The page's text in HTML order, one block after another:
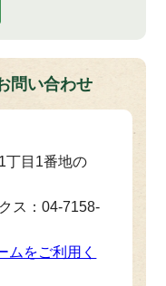
問い合わせ
目1番地の
ス：04-7158-
ムをご利用く